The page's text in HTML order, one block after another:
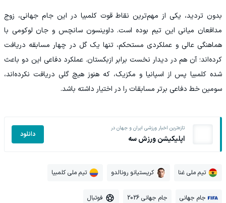
بدون تردید، یکی از مهم‌ترین نقاط قوت کلمبیا در این جام جهانی، زوج
مدافعان میانی این تیم بوده است. داوینسون سانچس و جان لوکومی با
هماهنگی عالی و عملکردی مستحکم، تنها یک گل در چهار مسابقه دریافت
کرده‌اند؛ آن هم در دیدار نخست برابر ازبکستان. عملکرد دفاعی این دو باعث
شده کلمبیا پس از اسپانیا و مکزیک، که هنوز هیچ گلی دریافت نکرده‌اند،
سومین خط دفاعی برتر مسابقات را در اختیار داشته باشد.
تازه‌ترین اخبار ورزشی ایران و جهان در
اپلیکیشن ورزش سه دانلود
تیم ملی غنا کریستیانو رونالدو تیم ملی کلمبیا
جام جهانی جام جهانی 2026 فوتبال